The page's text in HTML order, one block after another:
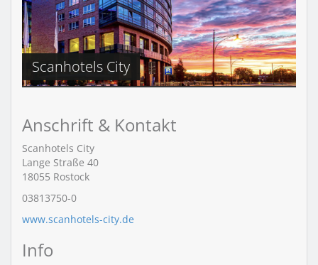
Scanhotels City
Anschrift & Kontakt
Scanhotels City
Lange Straße 40
18055 Rostock
03813750-0
www.scanhotels-city.de
Info